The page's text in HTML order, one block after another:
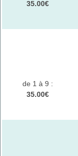
35.00€
de 1 à 9 :
35.00€